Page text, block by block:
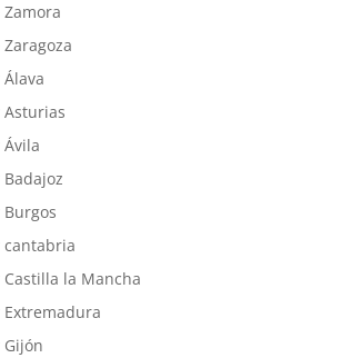
la Mancha